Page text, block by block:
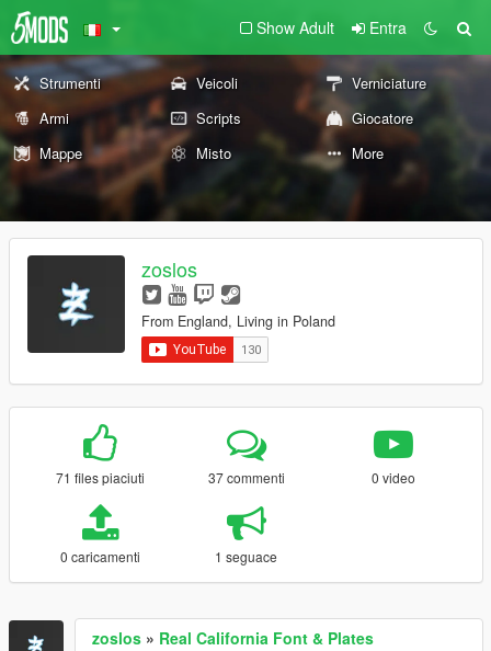
Show Adult Entra
Strumenti Veicoli
Verniciature
Armi
Scripts
Giocatore
Mappe
Misto More
zoslos
From England, Living in Poland
71 files piaciuti 37 commenti 0 video
0 caricamenti 1 seguace
zoslos » Real California Font & Plates